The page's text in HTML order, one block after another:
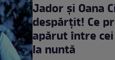
Jador și Oana
despărțit! Ce
apărut între
la nuntă